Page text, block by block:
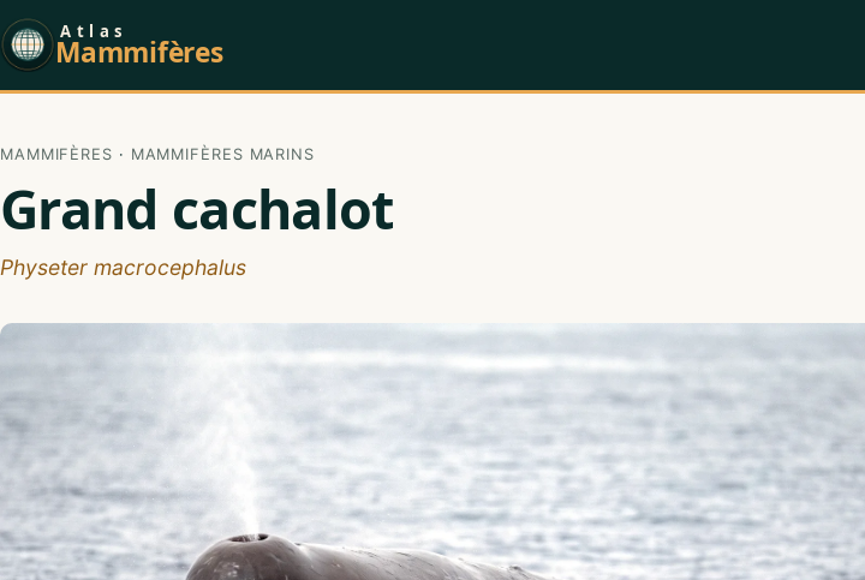
Atlas
Mammifères
MAMMIFÈRES · MAMMIFÈRES MARINS
Grand cachalot
Physeter macrocephalus